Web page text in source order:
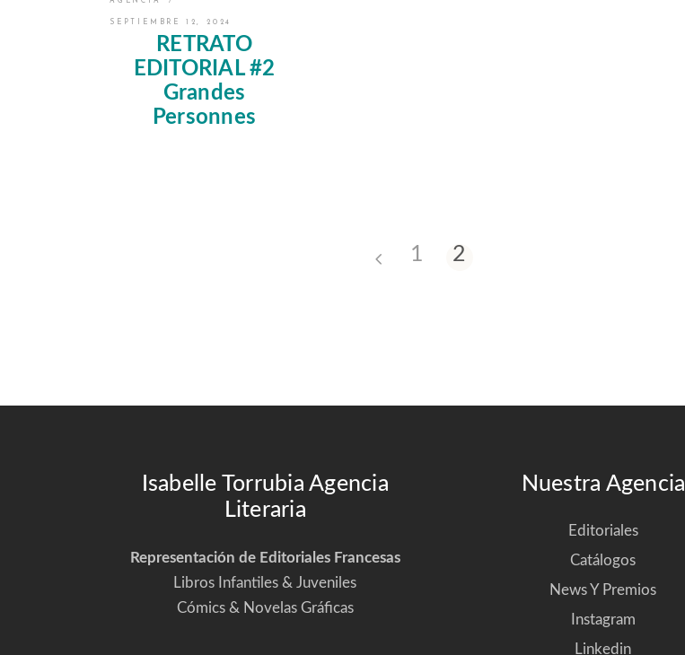
SEPTIEMBRE 12, 2024
RETRATO
EDITORIAL #2
Grandes
Personnes
1 2
Isabelle Torrubia Agencia
Literaria
Representación de Editoriales Francesas
Libros Infantiles & Juveniles
Cómics & Novelas Gráficas
Nuestra Agencia
Editoriales
Catálogos
News Y Premios
Instagram
Linkedin